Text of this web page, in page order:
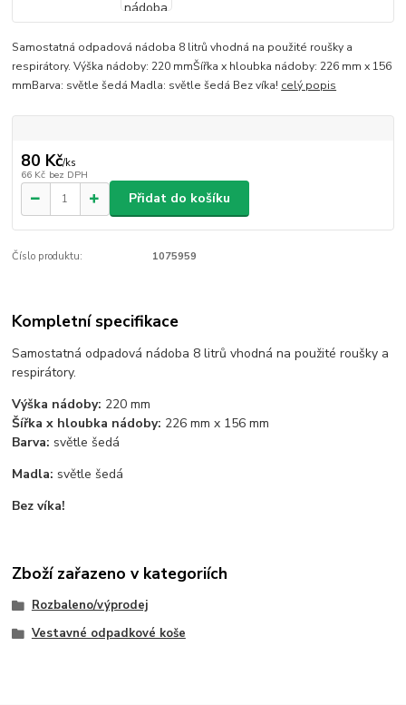
Samostatná odpadová nádoba 8 litrů vhodná na použité roušky a
respirátory. Výška nádoby: 220 mmŠířka x hloubka nádoby: 226 mm x 156
mmBarva: světle šedá Madla: světle šedá Bez víka! celý popis
80 Kč/ks
66 Kč bez DPH
Přidat do košíku
Číslo produktu: 1075959
Kompletní specifikace
Samostatná odpadová nádoba 8 litrů vhodná na použité roušky a
respirátory.
Výška nádoby: 220 mm
Šířka x hloubka nádoby: 226 mm x 156 mm
Barva: světle šedá
Madla: světle šedá
Bez víka!
Zboží zařazeno v kategoriích
Rozbaleno/výprodej
Vestavné odpadkové koše